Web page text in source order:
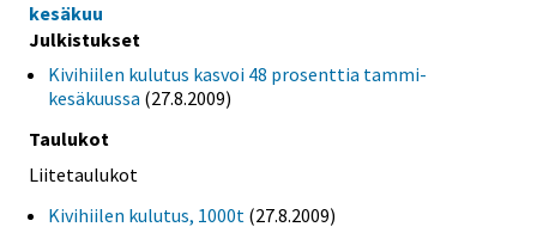
kesäkuu
Julkistukset
Kivihiilen kulutus kasvoi 48 prosenttia tammi-
kesäkuussa (27.8.2009)
Taulukot
Liitetaulukot
Kivihiilen kulutus, 1000t (27.8.2009)